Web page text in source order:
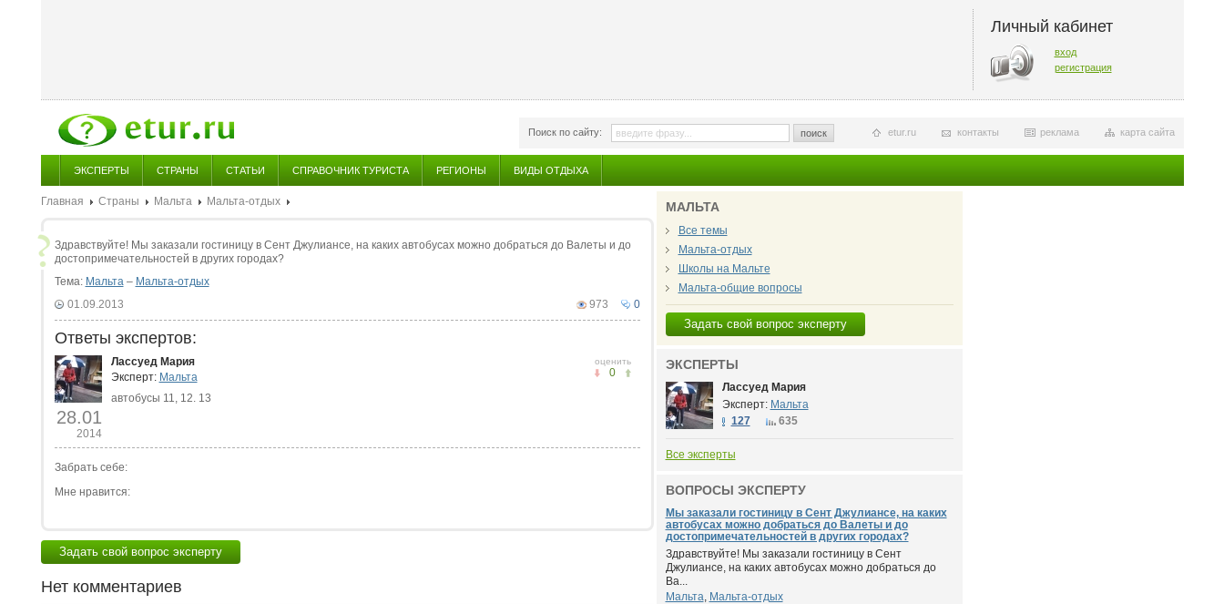
Личный кабинет
вход
регистрация
Поиск по сайту: поиск карта сайта
реклама
контакты
etur.ru
ЭКСПЕРТЫ СТРАНЫ СТАТЬИ СПРАВОЧНИК ТУРИСТА РЕГИОНЫ ВИДЫ ОТДЫХА
Главная Страны Мальта Мальта-отдых
Здравствуйте! Мы заказали гостиницу в Сент Джулиансе, на каких автобусах можно добраться до Валеты и до
достопримечательностей в других городах?
Тема: Мальта– Мальта-отдых
0
973
01.09.2013
Ответы экспертов:
28.01
2014
оценить
0
Лассуед Мария
Эксперт: Мальта
автобусы 11, 12. 13
Забрать себе:
Мне нравится:
Задать свой вопрос эксперту
Нет комментариев
МАЛЬТА
Все темы
Мальта-отдых
Школы на Мальте
Мальта-общие вопросы
Задать свой вопрос эксперту
ЭКСПЕРТЫ
Лассуед Мария
Эксперт: Мальта
127
635
Все эксперты
ВОПРОСЫ ЭКСПЕРТУ
Мы заказали гостиницу в Сент Джулиансе, на каких
автобусах можно добраться до Валеты и до
достопримечательностей в других городах?
Здравствуйте! Мы заказали гостиницу в Сент
Джулиансе, на каких автобусах можно добраться до
Ва...
Мальта, Мальта-отдых